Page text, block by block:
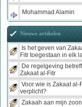
Mohammad Alamin
Nieuwe artikelen
Is het geven van
Fitr toegestaan in elk
De regelgeving
Zakaat al-Fitr
Voor wie is Zakaat al-
verplicht?
Zakaah aan mijn zoon